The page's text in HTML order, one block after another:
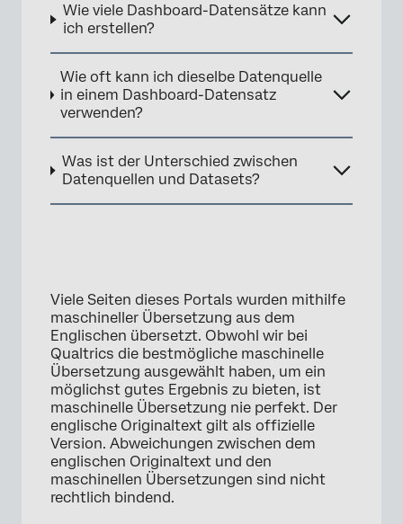
Wie viele Dashboard-Datensätze kann
ich erstellen?
Wie oft kann ich dieselbe Datenquelle
in einem Dashboard-Datensatz
verwenden?
Was ist der Unterschied zwischen
Datenquellen und Datasets?
Viele Seiten dieses Portals wurden mithilfe
maschineller Übersetzung aus dem
Englischen übersetzt. Obwohl wir bei
Qualtrics die bestmögliche maschinelle
Übersetzung ausgewählt haben, um ein
möglichst gutes Ergebnis zu bieten, ist
maschinelle Übersetzung nie perfekt. Der
englische Originaltext gilt als offizielle
Version. Abweichungen zwischen dem
englischen Originaltext und den
maschinellen Übersetzungen sind nicht
rechtlich bindend.